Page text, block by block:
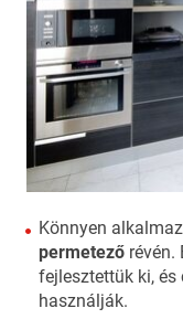
Könnyen
permetező révén.
fejlesztettük ki, és
használják.